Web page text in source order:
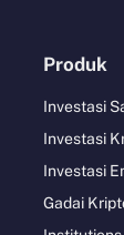
Produk
Investasi
Investasi
Investasi
Gadai